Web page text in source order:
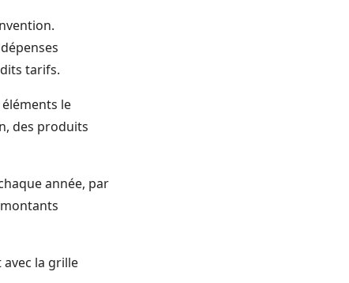
tarifs.
le
des produits
année, par
la grille